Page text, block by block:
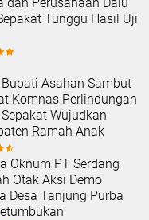
Tunggu Hasil Uji
Asahan Sambut
Komnas Perlindungan
Wujudkan
Ramah Anak
Oknum PT Serdang
Otak Aksi Demo
Desa Tanjung Purba